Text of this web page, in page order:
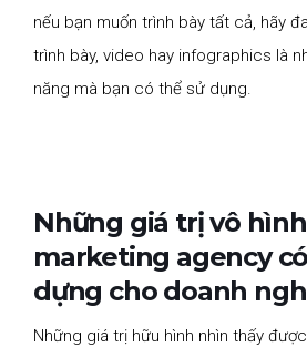
nếu bạn muốn trình bày tất cả, hãy
trình bày, video hay infographics là
năng mà bạn có thể sử dụng.
Những giá trị vô
marketing agency
dựng cho doanh
Những giá trị hữu hình nhìn thấy